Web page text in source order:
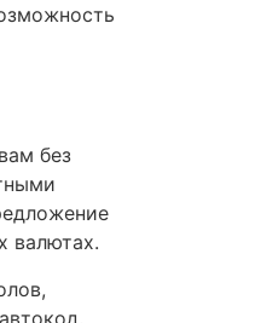
без
валютах.